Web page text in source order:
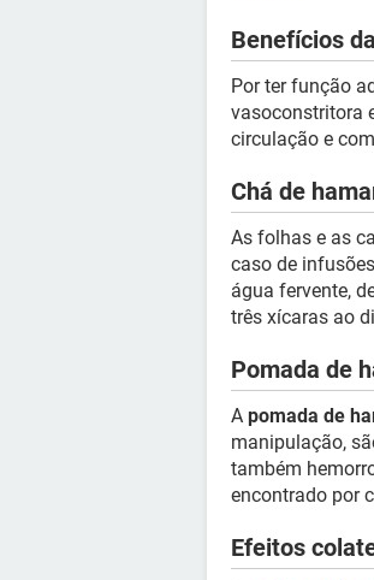
Benefícios
Por ter função
vasoconstritora
circulação e
Chá de
As folhas e as
caso de
água fervente,
três xícaras ao
Pomada de
A pomada de
manipulação,
também
encontrado por
Efeitos